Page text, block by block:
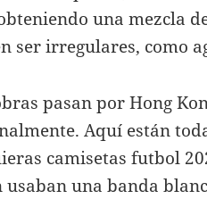
una mezcla
ser irregulares, como
pasan por Hong
Aquí están
camisetas futbol
una banda